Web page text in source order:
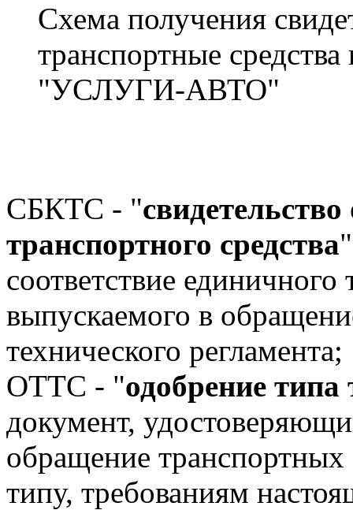
Схема получения
транспортные
"УСЛУГИ-АВТО"
СБКТС - "
транспортного средства
соответствие единичного
выпускаемого в
технического регламента;
ОТТС - "одобрение типа
документ,
обращение
типу, требованиям